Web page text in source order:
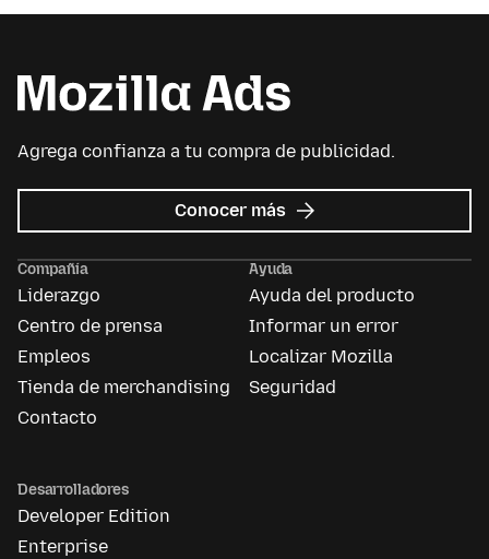
Agrega confianza a tu compra de publicidad.
Conocer más sobre
Mozilla
Compañía
Liderazgo
Centro de prensa
Empleos
Tienda de merchandising
Contacto
Ayuda
Ayuda del producto
Informar un error
Localizar Mozilla
Seguridad
Desarrolladores
Developer Edition
Enterprise